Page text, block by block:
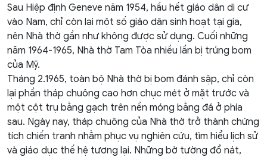
Sau Hiệp định Geneve năm 1954, hầu hết giáo dân di cư
vào Nam, chỉ còn lại một số giáo dân sinh hoạt tại gia,
nên Nhà thờ gần như không được sử dụng. Cuối những
năm 1964-1965, Nhà thờ Tam Tòa nhiều lần bị trúng bom
của Mỹ.
Tháng 2.1965, toàn bộ Nhà thờ bị bom đánh sập, chỉ còn
lại phần tháp chuông cao hơn chục mét ở mặt trước và
một cột trụ bằng gạch trên nền móng bằng đá ở phía
sau. Ngày nay, tháp chuông của Nhà thờ trở thành chứng
tích chiến tranh nhằm phục vụ nghiên cứu, tìm hiểu lịch sử
và giáo dục thế hệ tương lại. Những bờ tường đổ nát,